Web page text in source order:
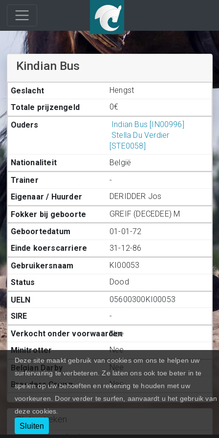
Kindian Bus
Hengst
0€
Indian Bus [IN00996]
Stella Du Verdier
[STE0058]
België
-
DERIDDER Jos
GREIF (DECEDEE) M
01-01-72
31-12-86
KI00053
Dood
05600300KI00053
-
Nee
Nee
Nee
Nee
Statiestieken
Deze site maakt gebruik van cookies om ons te helpen uw
surfervaring te verbeteren. Ze laten ons ook toe beter in te
spelen op uw behoeften en rekening te houden met uw
voorkeuren. Door verder te surfen, aanvaardt u het gebruik van
deze cookies.
Sluiten